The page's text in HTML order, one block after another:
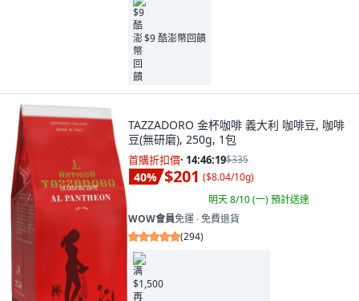
$9 酷澎幣回饋
TAZZADORO 金杯咖啡 義大利 咖啡豆, 咖啡
豆(無研磨), 250g, 1包
首購折扣價· 14:46:17$335
40% $201 ($8.04/10g)
明天 8/10 (一)預計送達
WOW會員免運 ∙ 免費退貨
(294)